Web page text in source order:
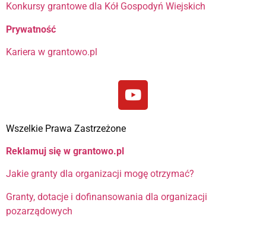
Konkursy grantowe dla Kół Gospodyń Wiejskich
Prywatność
Kariera w grantowo.pl
Wszelkie Prawa Zastrzeżone
Reklamuj się w grantowo.pl
Jakie granty dla organizacji mogę otrzymać?
Granty, dotacje i dofinansowania dla organizacji
pozarządowych